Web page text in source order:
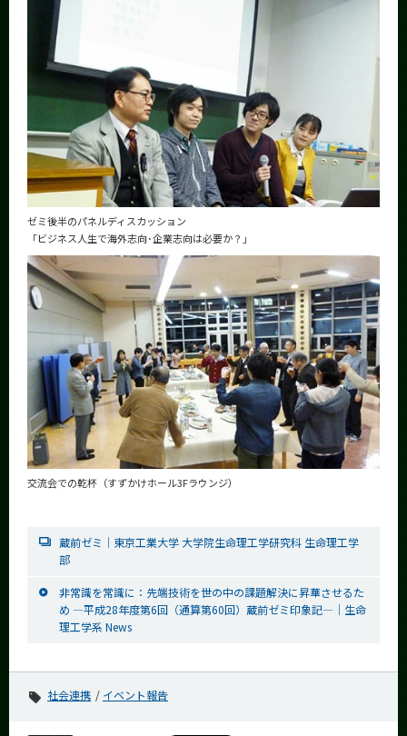
ゼミ後半のパネルディスカッション
「ビジネス人生で海外志向･企業志向は必要か？」
交流会での乾杯（すずかけホール3Fラウンジ）
蔵前ゼミ│東京工業大学 大学院生命理工学研究科 生命理工学
部
非常識を常識に：先端技術を世の中の課題解決に昇華させるた
め —平成28年度第6回（通算第60回）蔵前ゼミ印象記—│生命
理工学系 News
社会連携 イベント報告